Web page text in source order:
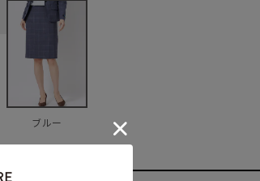
ブルー